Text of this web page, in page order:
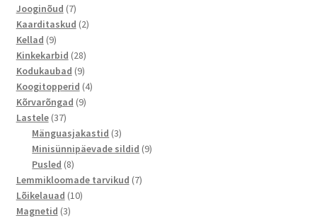
Jooginõud 77
toodet
Kaarditaskud 22
Kellad 99
toodet
Kinkekarbid 2828
toodet
Kodukaubad 99
toodet
Koogitopperid 44
Kõrvarõngad 99
Lastele 3737
toodet
Mänguasjakastid 33
toodet
Minisünnipäevade sildid 99
Pusled 88
toodet
Lemmikloomade tarvikud 77
Lõikelauad 1010
Magnetid 33